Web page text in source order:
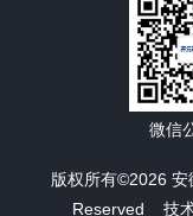
版权所有©2026 安
Reserved 技
微信